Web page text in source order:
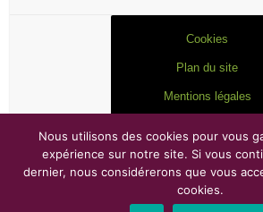
Cookies
Plan du site
Mentions légales
. Thème par Colorlib
Nous utilisons des cookies pour vous
expérience sur notre site. Si vous
dernier, nous considérerons que vous
cookies.